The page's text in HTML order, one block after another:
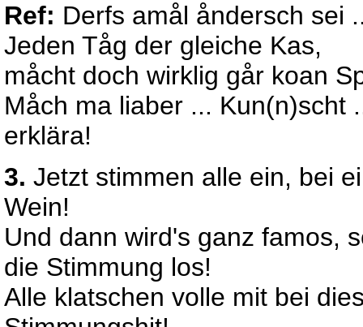
Ref: Derfs amål åndersch sei
Jeden Tåg der gleiche Kas,
måcht doch wirklig går koan
Måch ma liaber ... Kun(n)scht
erklära!
3. Jetzt stimmen alle ein, bei
Wein!
Und dann wird's ganz famos,
die Stimmung los!
Alle klatschen volle mit bei